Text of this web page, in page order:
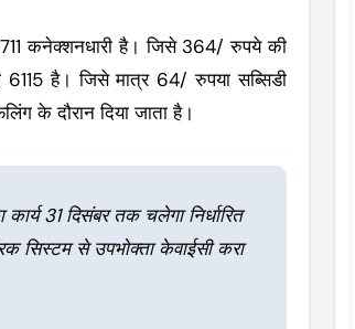
कनेक्शनधारी है। जिसे 364/ रुपये की
6115 है। जिसे मात्र 64/ रुपया सब्सिडी
के दौरान दिया जाता है।
31 दिसंबर तक चलेगा निर्धारित
सिस्टम से उपभोक्ता केवाईसी करा